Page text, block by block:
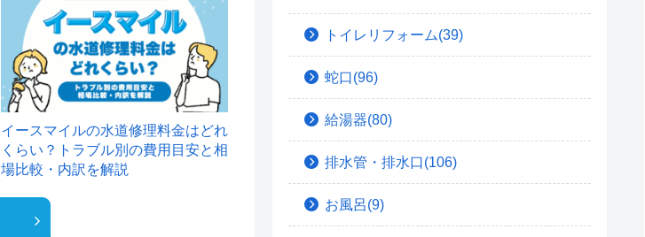
イースマイルの水道修理料金はどれ
くらい？トラブル別の費用目安と相
場比較・内訳を解説
トイレリフォーム(39)
蛇口(96)
給湯器(80)
排水管・排水口(106)
お風呂(9)